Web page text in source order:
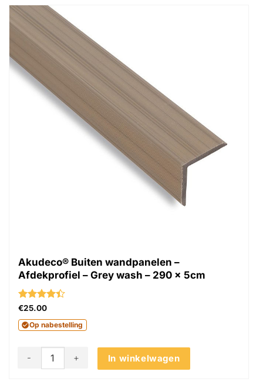
Akudeco® Buiten wandpanelen –
Afdekprofiel – Grey wash – 290 x 5cm
Gewaardeerd
4.4uit 5
€25.00
Op nabestelling
In winkelwagen
Akudeco® Buiten wandpanelen - Afdekprofiel - Grey wash